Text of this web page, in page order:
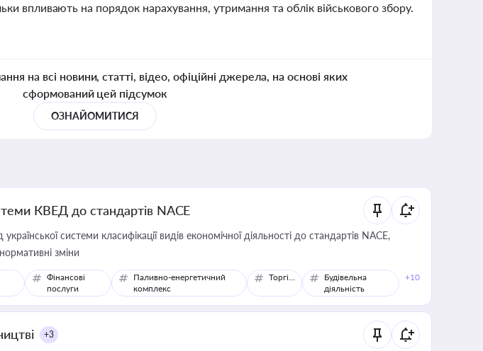
впливають на порядок нарахування, утримання та облік військового збору.
на всі новини, статті, відео, офіційні джерела, на основі яких
сформований цей підсумок
ОЗНАЙОМИТИСЯ
КВЕД до стандартів NACE
системи класифікації видів економічної діяльності до стандартів NACE,
зміни
Фінансові
послуги
Паливно-енергетичний
комплекс
Торгівля
Будівельна
діяльність
+10
+3